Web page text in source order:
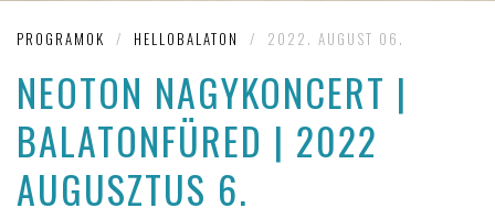
PROGRAMOK / HELLOBALATON / 2022. AUGUST 06.
NEOTON NAGYKONCERT |
BALATONFÜRED | 2022
AUGUSZTUS 6.